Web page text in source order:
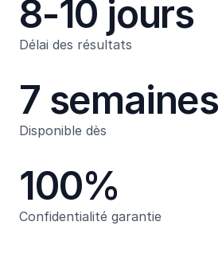
Délai des résultats
8-10 jours
Disponible dès
7 semaines
Confidentialité garantie
100%